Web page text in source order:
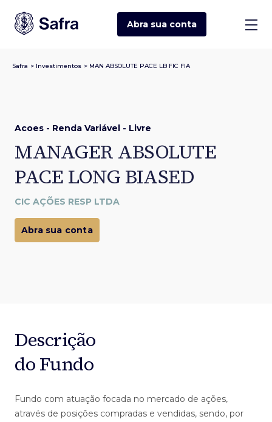
Abra sua conta
Safra > Investimentos > MAN ABSOLUTE PACE LB FIC FIA
Acoes - Renda Variável - Livre
MANAGER ABSOLUTE
PACE LONG BIASED
CIC AÇÕES RESP LTDA
Abra sua conta
Descrição
do Fundo
Fundo com atuação focada no mercado de ações,
através de posições compradas e vendidas, sendo, por